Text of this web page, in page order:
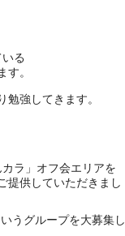
る
す。
強してきます。
ラ」オフ会エリアを
提供していただきまし
うグループを大募集し